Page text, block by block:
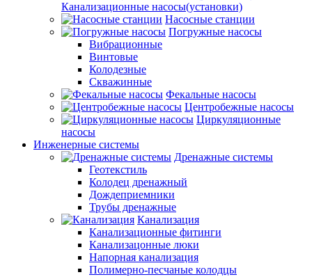
Канализационные насосы(установки)
Насосные станции
Погружные насосы
Вибрационные
Винтовые
Колодезные
Скважинные
Фекальные насосы
Центробежные насосы
Циркуляционные
насосы
Инженерные системы
Дренажные системы
Геотекстиль
Колодец дренажный
Дождеприемники
Трубы дренажные
Канализация
Канализационные фитинги
Канализацонные люки
Напорная канализация
Полимерно-песчаные колодцы